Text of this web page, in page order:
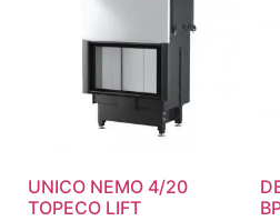
UNICO NEMO 4/20
TOPECO LIFT